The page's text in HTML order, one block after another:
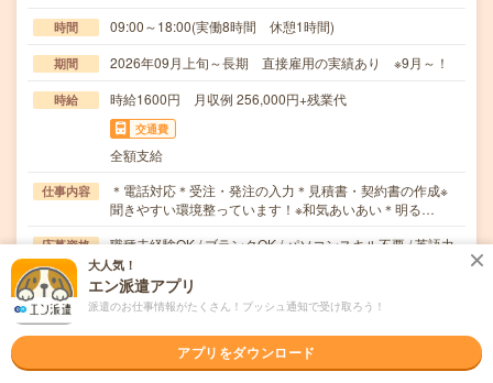
時間 09:00～18:00(実働8時間 休憩1時間)
期間 2026年09月上旬～長期 直接雇用の実績あり ※9月～！
時給 時給1600円 月収例 256,000円+残業代
交通費
全額支給
仕事内容
＊電話対応＊受注・発注の入力＊見積書・契約書の作成※
聞きやすい環境整っています！※和気あいあい＊明る…
応募資格
職種未経験OK / ブランクOK / パソコンスキル不要 / 英語力
不要
＊未経験の方歓迎＊未経験の方でも安心スタート！・登録
時、キャリアを一緒に考える面談（電話面談の場合）…
大人気！
エン派遣アプリ
派遣のお仕事情報がたくさん！プッシュ通知で受け取ろう！
アプリをダウンロード